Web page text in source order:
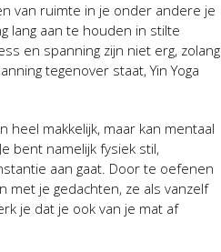
van ruimte in je onder andere je
lang aan te houden in stilte
en spanning zijn niet erg, zolang
tegenover staat, Yin Yoga
heel makkelijk, maar kan mentaal
bent namelijk fysiek stil,
aan gaat. Door te oefenen
je gedachten, ze als vanzelf
je dat je ook van je mat af